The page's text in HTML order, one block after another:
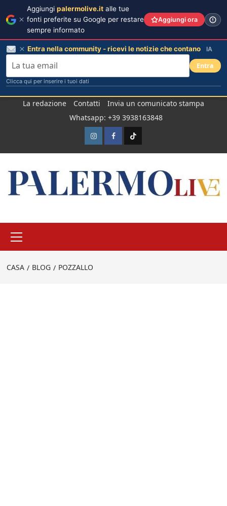
La redazione Contatti
Invia un comunicato stampa
Whatsapp: +39 3938163848
InstagramFacebook
TikTok
principale
CASA BLOG POZZALLO
Aggiungi palermolive.it alle tue
fonti preferite su Google per restare
sempre informato
Aggiungi ora
Entra nella community - ricevi le notizie che contano IA
Entra
Clicca qui per inserire i tuoi dati